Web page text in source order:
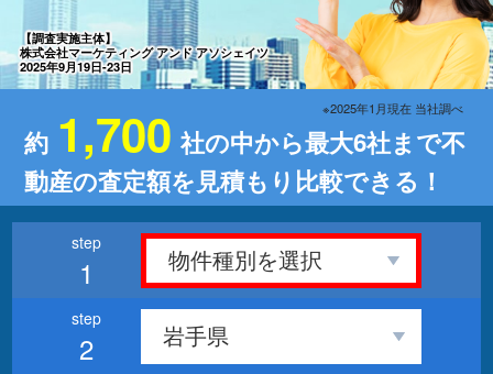
【調査実施主体】
株式会社マーケティング アンド アソシェイツ
2025年9月19日-23日
約 1,700 社の中から最大6社まで不
動産の査定額を見積もり比較できる！
※2025年1月現在 当社調べ
1
2